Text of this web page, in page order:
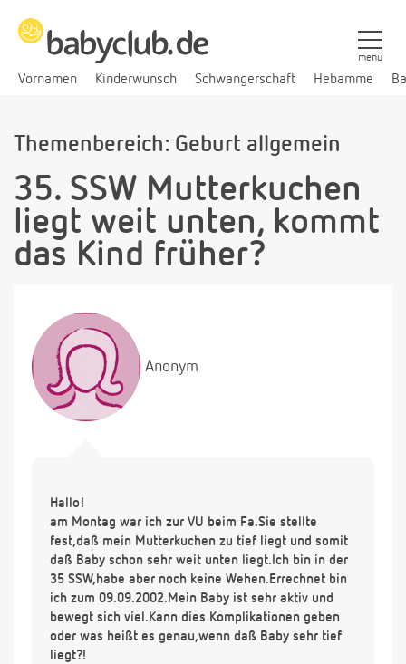
Vornamen Kinderwunsch Schwangerschaft Hebamme
menü
Themenbereich: Geburt allgemein
35. SSW Mutterkuchen
liegt weit unten, kommt
das Kind früher?
Anonym
Hallo!
am Montag war ich zur VU beim Fa.Sie stellte
fest,daß mein Mutterkuchen zu tief liegt und somit
daß Baby schon sehr weit unten liegt.Ich bin in der
35 SSW,habe aber noch keine Wehen.Errechnet bin
ich zum 09.09.2002.Mein Baby ist sehr aktiv und
bewegt sich viel.Kann dies Komplikationen geben
oder was heißt es genau,wenn daß Baby sehr tief
liegt?!